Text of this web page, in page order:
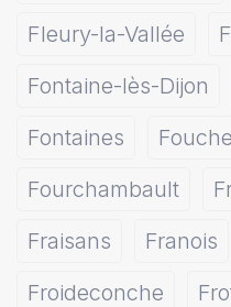
Fleury-la-Vallée
Fontaine-lès-Dijon
Fontaines
Fourchambault
Fraisans
Franois
Froideconche